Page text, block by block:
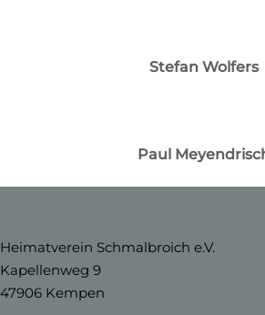
Stefan Wolfers
Paul
Heimatverein Schmalbroich e.V.
Kapellenweg 9
47906 Kempen